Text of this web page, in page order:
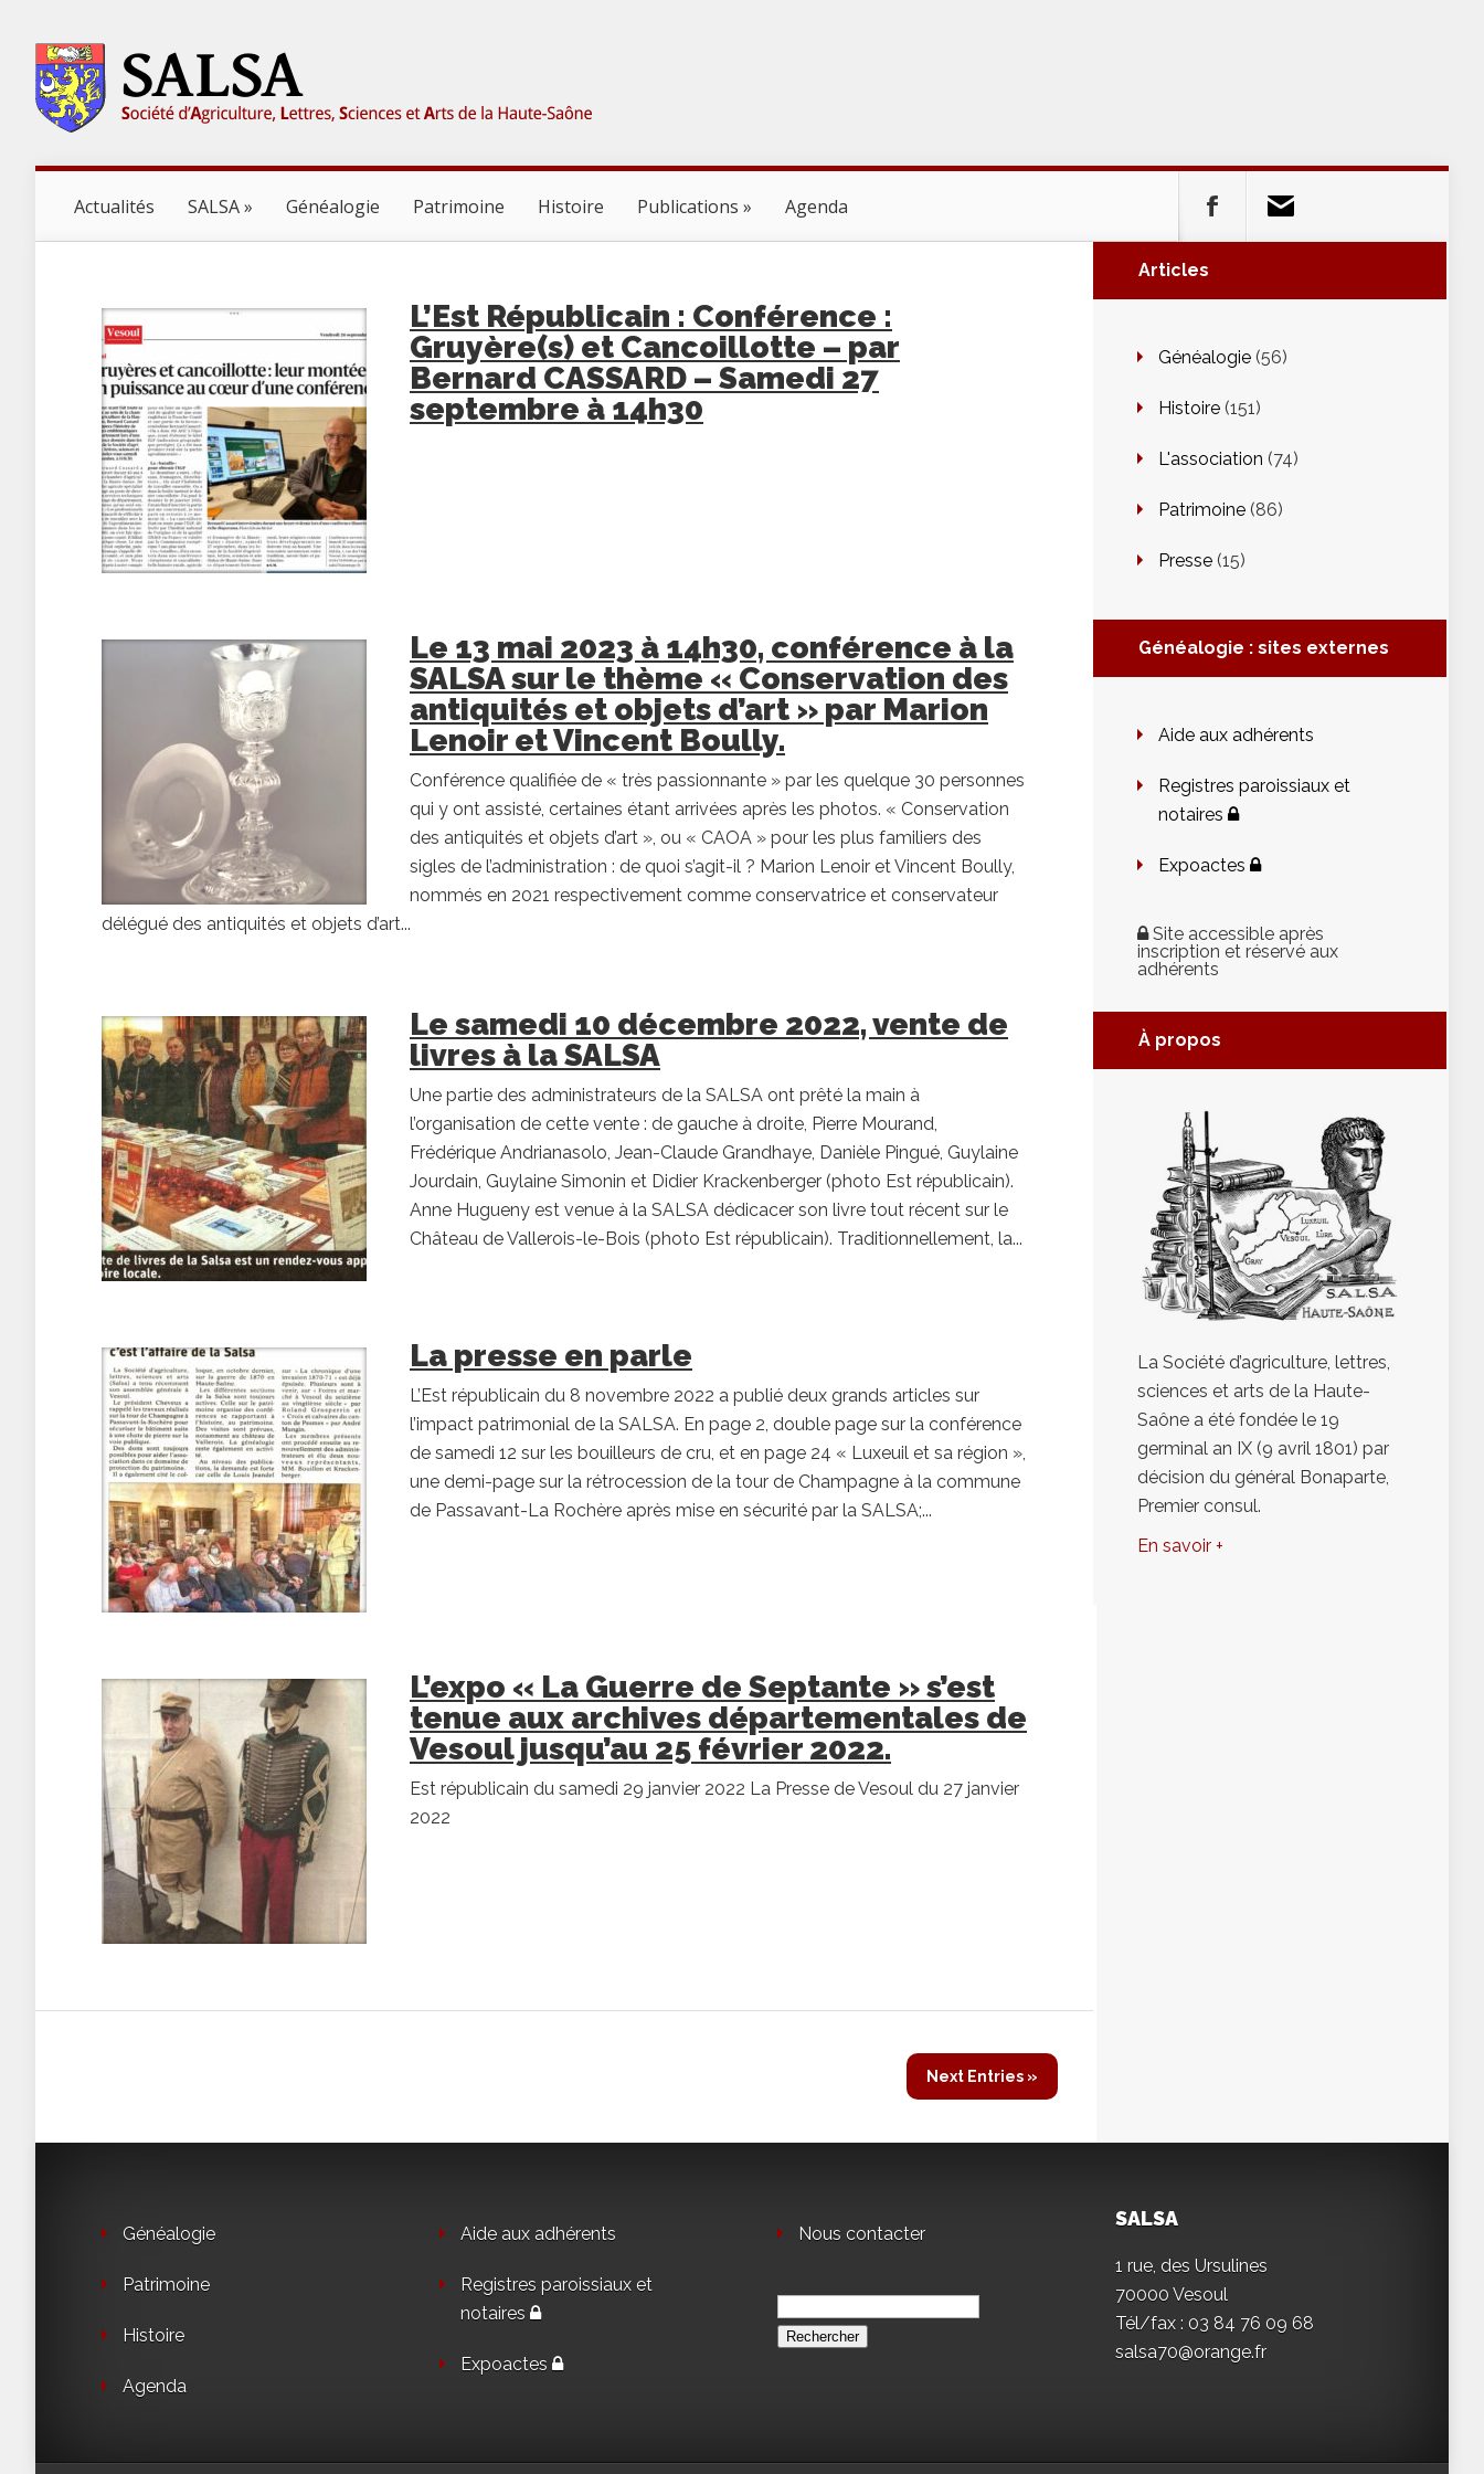
Actualités SALSA Généalogie Patrimoine Histoire Publications Agenda
L’Est Républicain : Conférence :
Gruyère(s) et Cancoillotte – par
Bernard CASSARD – Samedi 27
septembre à 14h30
Le 13 mai 2023 à 14h30, conférence à la
SALSA sur le thème « Conservation des
antiquités et objets d’art » par Marion
Lenoir et Vincent Boully.
Conférence qualifiée de « très passionnante » par les quelque 30 personnes
qui y ont assisté, certaines étant arrivées après les photos. « Conservation
des antiquités et objets d’art », ou « CAOA » pour les plus familiers des
sigles de l’administration : de quoi s’agit-il ? Marion Lenoir et Vincent Boully,
nommés en 2021 respectivement comme conservatrice et conservateur
délégué des antiquités et objets d’art...
Le samedi 10 décembre 2022, vente de
livres à la SALSA
Une partie des administrateurs de la SALSA ont prêté la main à
l’organisation de cette vente : de gauche à droite, Pierre Mourand,
Frédérique Andrianasolo, Jean-Claude Grandhaye, Danièle Pingué, Guylaine
Jourdain, Guylaine Simonin et Didier Krackenberger (photo Est républicain).
Anne Hugueny est venue à la SALSA dédicacer son livre tout récent sur le
Château de Vallerois-le-Bois (photo Est républicain). Traditionnellement, la...
La presse en parle
L’Est républicain du 8 novembre 2022 a publié deux grands articles sur
l’impact patrimonial de la SALSA. En page 2, double page sur la conférence
de samedi 12 sur les bouilleurs de cru, et en page 24 « Luxeuil et sa région »,
une demi-page sur la rétrocession de la tour de Champagne à la commune
de Passavant-La Rochère après mise en sécurité par la SALSA;...
L’expo « La Guerre de Septante » s’est
tenue aux archives départementales de
Vesoul jusqu’au 25 février 2022.
Est républicain du samedi 29 janvier 2022 La Presse de Vesoul du 27 janvier
2022
Next Entries »
Articles
Généalogie (56)
Histoire (151)
L'association (74)
Patrimoine (86)
Presse (15)
Généalogie : sites externes
Aide aux adhérents
Registres paroissiaux et
notaires
Expoactes
Site accessible après
inscription et réservé aux
adhérents
À propos
La Société d’agriculture, lettres,
sciences et arts de la Haute-
Saône a été fondée le 19
germinal an IX (9 avril 1801) par
décision du général Bonaparte,
Premier consul.
En savoir +
Généalogie
Patrimoine
Histoire
Agenda
Aide aux adhérents
Registres paroissiaux et
notaires
Expoactes
Nous contacter
Rechercher :
SALSA
1 rue, des Ursulines
70000 Vesoul
Tél/fax : 03 84 76 09 68
salsa70@orange.fr